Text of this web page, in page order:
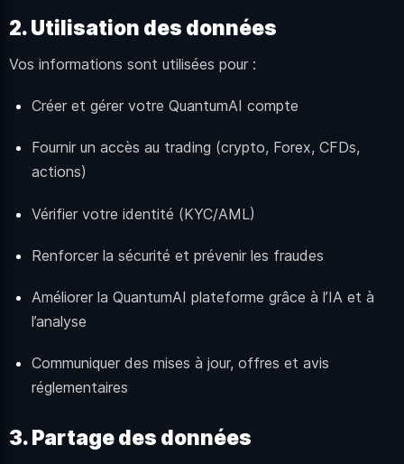
2. Utilisation des données
Vos informations sont utilisées pour :
Créer et gérer votre QuantumAI compte
Fournir un accès au trading (crypto, Forex, CFDs,
actions)
Vérifier votre identité (KYC/AML)
Renforcer la sécurité et prévenir les fraudes
Améliorer la QuantumAI plateforme grâce à l’IA et à
l’analyse
Communiquer des mises à jour, offres et avis
réglementaires
3. Partage des données